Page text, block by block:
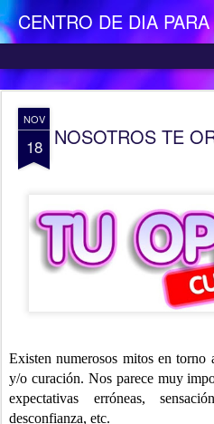
NOV
18 NOSOTROS TE
Existen numerosos mitos en torno
y/o curación. Nos parece muy
expectativas erróneas,
desconfianza, etc.